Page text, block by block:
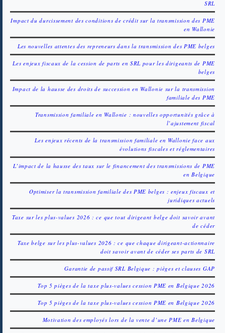
SRL
Impact du durcissement des conditions de crédit sur la transmission des PME
en Wallonie
Les nouvelles attentes des repreneurs dans la transmission des PME belges
Les enjeux fiscaux de la cession de parts en SRL pour les dirigeants de PME
belges
Impact de la hausse des droits de succession en Wallonie sur la transmission
familiale des PME
Transmission familiale en Wallonie : nouvelles opportunités grâce à
l’ajustement fiscal
Les enjeux récents de la transmission familiale en Wallonie face aux
évolutions fiscales et réglementaires
L’impact de la hausse des taux sur le financement des transmissions de PME
en Belgique
Optimiser la transmission familiale des PME belges : enjeux fiscaux et
juridiques actuels
Taxe sur les plus-values 2026 : ce que tout dirigeant belge doit savoir avant
de céder
Taxe belge sur les plus-values 2026 : ce que chaque dirigeant-actionnaire
doit savoir avant de céder ses parts de SRL
Garantie de passif SRL Belgique : pièges et clauses GAP
Top 5 pièges de la taxe plus-values cession PME en Belgique 2026
Top 5 pièges de la taxe plus-values cession PME en Belgique 2026
Motivation des employés lors de la vente d’une PME en Belgique